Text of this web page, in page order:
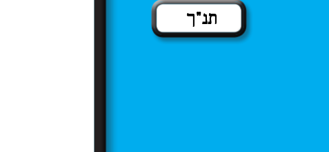
תנ"ך